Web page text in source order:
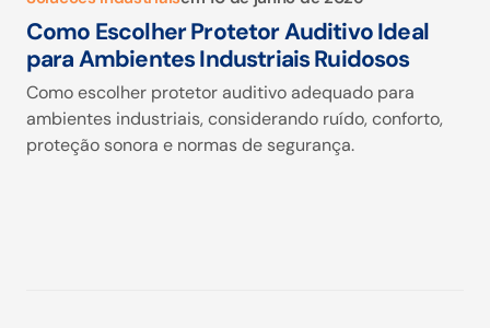
Como Escolher Protetor Auditivo Ideal
para Ambientes Industriais Ruidosos
Como escolher protetor auditivo adequado para
ambientes industriais, considerando ruído, conforto,
proteção sonora e normas de segurança.